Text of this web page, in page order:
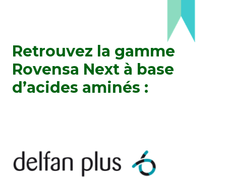
Retrouvez la gamme
Rovensa Next à base
d’acides aminés :